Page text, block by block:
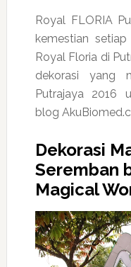
Royal FLORIA
kemestian
Royal Floria di
dekorasi yang
Putrajaya 2016
blog
Dekorasi
Seremban
Magical